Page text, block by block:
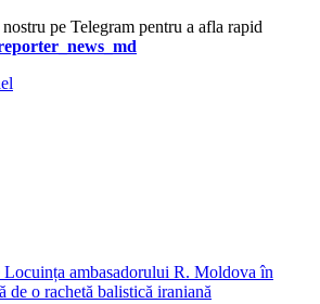
pe Telegram pentru a afla rapid
Locuința ambasadorului R. Moldova în
de o rachetă balistică iraniană